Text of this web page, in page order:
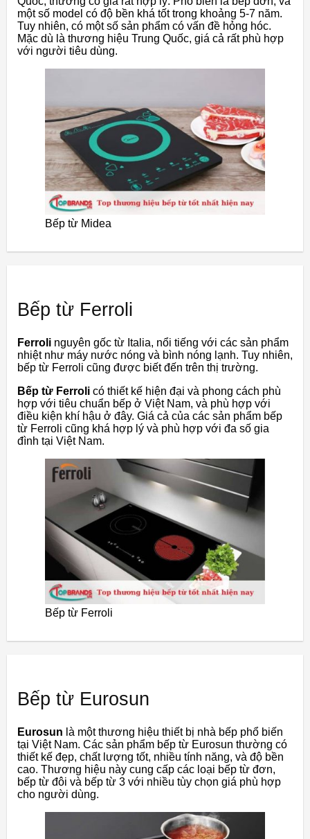
một số model có độ bền khá tốt trong khoảng 5-7 năm.
Tuy nhiên, có một số sản phẩm có vấn đề hỏng hóc.
Mặc dù là thương hiệu Trung Quốc, giá cả rất phù hợp
với người tiêu dùng.
Bếp từ Midea
Bếp từ Ferroli
Ferroli nguyên gốc từ Italia, nổi tiếng với các sản phẩm
nhiệt như máy nước nóng và bình nóng lạnh. Tuy nhiên,
bếp từ Ferroli cũng được biết đến trên thị trường.
Bếp từ Ferroli có thiết kế hiện đại và phong cách phù
hợp với tiêu chuẩn bếp ở Việt Nam, và phù hợp với
điều kiện khí hậu ở đây. Giá cả của các sản phẩm bếp
từ Ferroli cũng khá hợp lý và phù hợp với đa số gia
đình tại Việt Nam.
Bếp từ Ferroli
Bếp từ Eurosun
Eurosun là một thương hiệu thiết bị nhà bếp phổ biến
tại Việt Nam. Các sản phẩm bếp từ Eurosun thường có
thiết kế đẹp, chất lượng tốt, nhiều tính năng, và độ bền
cao. Thương hiệu này cung cấp các loại bếp từ đơn,
bếp từ đôi và bếp từ 3 với nhiều tùy chọn giá phù hợp
cho người dùng.